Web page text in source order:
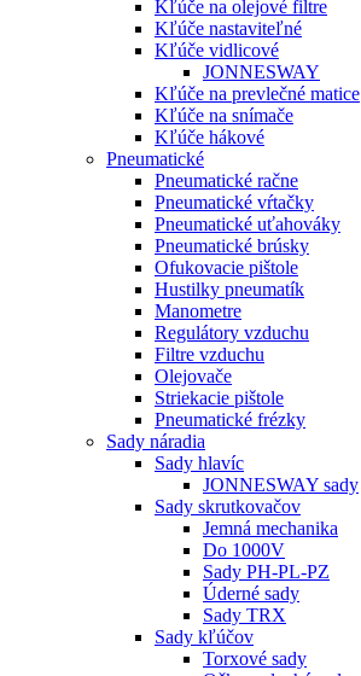
Kľúče na olejové filtre
Kľúče nastaviteľné
Kľúče vidlicové
JONNESWAY
Kľúče na prevlečné matice
Kľúče na snímače
Kľúče hákové
Pneumatické
Pneumatické račne
Pneumatické vŕtačky
Pneumatické uťahováky
Pneumatické brúsky
Ofukovacie pištole
Hustilky pneumatík
Manometre
Regulátory vzduchu
Filtre vzduchu
Olejovače
Striekacie pištole
Pneumatické frézky
Sady náradia
Sady hlavíc
JONNESWAY sady
Sady skrutkovačov
Jemná mechanika
Do 1000V
Sady PH-PL-PZ
Úderné sady
Sady TRX
Sady kľúčov
Torxové sady